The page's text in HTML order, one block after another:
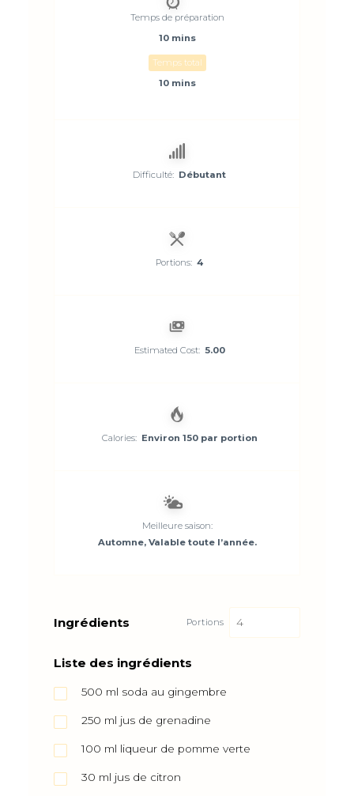
Temps de préparation
10 mins
Temps total
10 mins
Difficulté: Débutant
Portions: 4
Estimated Cost: 5.00
Calories: Environ 150 par portion
Meilleure saison:
Automne, Valable toute l’année.
Ingrédients Portions
Liste des ingrédients
500 ml soda au gingembre
250 ml jus de grenadine
100 ml liqueur de pomme verte
30 ml jus de citron